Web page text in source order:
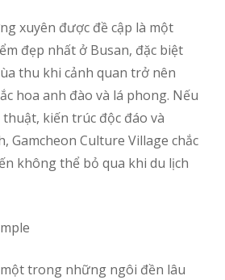
xuyên được đề cập là một
đẹp nhất ở Busan, đặc biệt
thu khi cảnh quan trở nên
hoa anh đào và lá phong. Nếu
kiến trúc độc đáo và
Gamcheon Culture Village chắc
không thể bỏ qua khi du lịch
trong những ngôi đền lâu